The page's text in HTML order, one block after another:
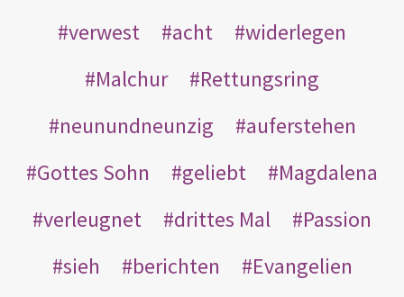
verwest
acht
widerlegen
Malchur
Rettungsring
neunundneunzig
auferstehen
Gottes Sohn
geliebt
Magdalena
verleugnet
drittes Mal
Passion
sieh
berichten
Evangelien